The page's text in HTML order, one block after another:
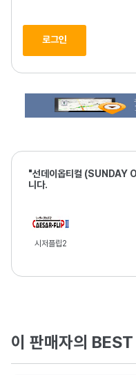
로그인
"선데이옵티컬 (SUNDAY
니다.
시저플립2
이 판매자의